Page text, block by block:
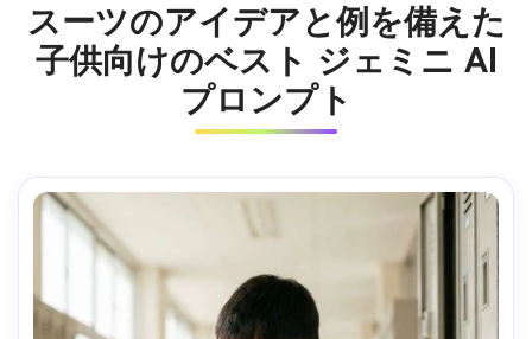
スーツのアイデアと例を備えた
子供向けのベスト ジェミニ AI
プロンプト